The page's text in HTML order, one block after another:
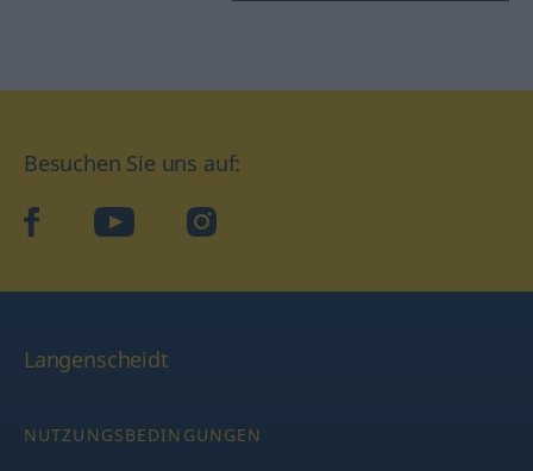
Besuchen Sie uns auf:
facebookYouTube Instagram
Langenscheidt
NUTZUNGSBEDINGUNGEN